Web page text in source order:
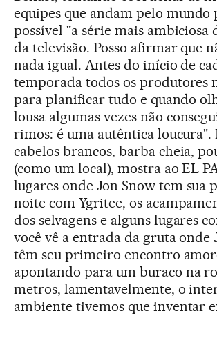
equipes que andam pelo mundo
possível "a série mais ambiciosa
da televisão. Posso afirmar que
nada igual. Antes do início de
temporada todos os produtores
para planificar tudo e quando
lousa algumas vezes não
rimos: é uma autêntica loucura".
cabelos brancos, barba cheia,
(como um local), mostra ao EL
lugares onde Jon Snow tem sua
noite com Ygritee, os
dos selvagens e alguns lugares
você vê a entrada da gruta onde
têm seu primeiro encontro
apontando para um buraco na
metros, lamentavelmente, o
ambiente tivemos que inventar